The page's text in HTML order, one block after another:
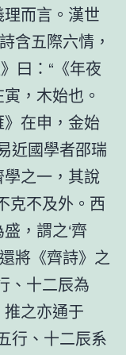
而言。漢世
含五際六情，
曰：“《年夜
，木始也。
》在申，金始
近國學者邵瑞
之一，其說
克不及外。西
，謂之‘齊
將《齊詩》之
、十二辰為
之亦通于
行、十二辰系